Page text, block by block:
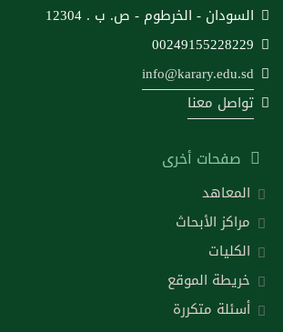
السودان - الخرطوم - ص. ب . 12304
00249155228229
info@karary.edu.sd
تواصل معنا
صفحات أخرى
المعاهد
مراكز الأبحاث
الكليات
خريطة الموقع
أسئلة متكررة